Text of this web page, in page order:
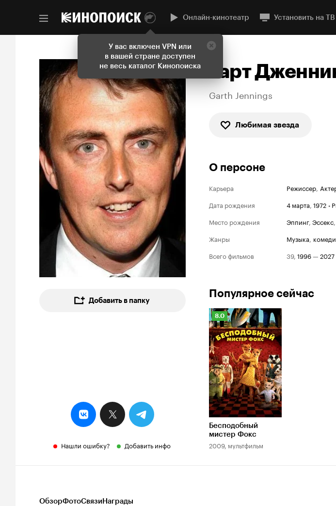
У вас включен VPN или
в вашей стране доступен
не весь каталог Кинопоиска
Онлайн-кинотеатр Установить на ТВ
Добавить в папку
Нашли ошибку? Добавить инфо
Гарт
Garth Jennings
Любимая звезда
О персоне
Карьера Режиссер,
Дата рождения
4 марта, 1972 •
Место рождения
Эппинг, Эссекс,
Жанры
музыка,
Всего фильмов
39, 1996— 2027
Популярное сейчас
Рейтинг
Кинопоиска
8.0
8.0
Бесподобный
мистер Фокс
2009, мультфильм
ОбзорФотоСвязиНаграды